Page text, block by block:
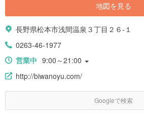
地図を見る
長野県松本市浅間温泉３丁目２６-１
0263-46-1977
営業中 9:00～21:00
http://biwanoyu.com/
Googleで検索